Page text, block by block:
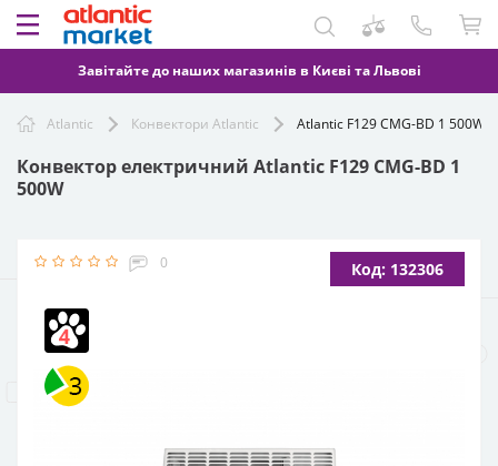
Завітайте до наших магазинів в Києві та Львові
Atlantic Конвектори Atlantic Atlantic F129 CMG-BD 1 500W
Конвектор електричний Atlantic F129 CMG-BD 1
500W
0 Код: 132306